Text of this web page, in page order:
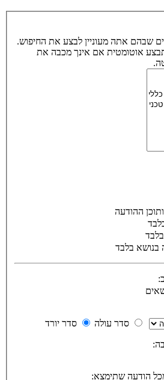
שבהם אתה מעוניין לבצע את החיפוש.
אוטומטית אם אינך מכבה את
ההודעה
בנושא בלבד
סדר עולה
סדר יורד
הודעה שתימצא: